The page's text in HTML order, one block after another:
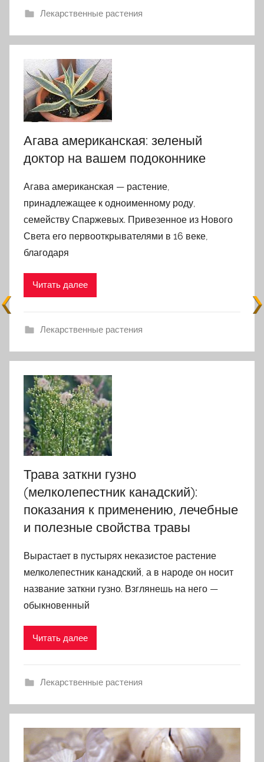
Лекарственные растения
Агава американская: зеленый
доктор на вашем подоконнике
Агава американская — растение,
принадлежащее к одноименному роду,
семейству Спаржевых. Привезенное из Нового
Света его первооткрывателями в 16 веке,
благодаря
Читать далее
Лекарственные растения
Трава заткни гузно
(мелколепестник канадский):
показания к применению, лечебные
и полезные свойства травы
Вырастает в пустырях неказистое растение
мелколепестник канадский, а в народе он носит
название заткни гузно. Взглянешь на него —
обыкновенный
Читать далее
Лекарственные растения